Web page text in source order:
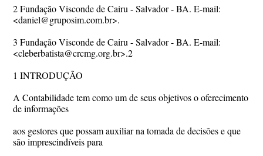
2 Fundação Visconde de Cairu - Salvador - BA. E-mail:
<daniel@gruposim.com.br>.
3 Fundação Visconde de Cairu - Salvador - BA. E-mail:
<cleberbatista@crcmg.org.br>.2
1 INTRODUÇÃO
A Contabilidade tem como um de seus objetivos o oferecimento
de informações
aos gestores que possam auxiliar na tomada de decisões e que
são imprescindíveis para